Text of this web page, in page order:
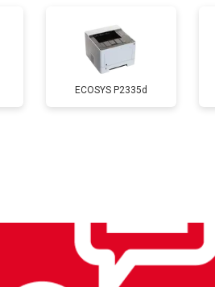
от 2500 ₽
от 1800 ₽
ECOSYS P2335d